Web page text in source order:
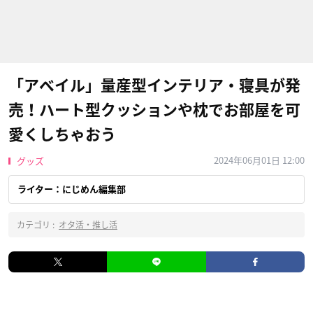
「アベイル」量産型インテリア・寝具が発
売！ハート型クッションや枕でお部屋を可
愛くしちゃおう
グッズ 2024年06月01日 12:00
ライター：にじめん編集部
カテゴリ : オタ活・推し活